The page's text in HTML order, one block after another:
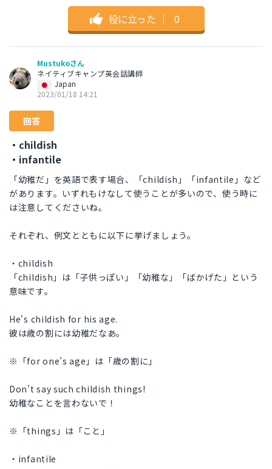
役に立った ｜ 0
Mustukoさん
ネイティブキャンプ英会話講師
Japan
2023/01/18 14:21
回答
・childish
・infantile
「幼稚だ」を英語で表す場合、「childish」「infantile」など
があります。いずれもけなして使うことが多いので、使う時に
は注意してくださいね。
それぞれ、例文とともに以下に挙げましょう。
・childish
「childish」は「子供っぽい」「幼稚な」「ばかげた」という
意味です。
He's childish for his age.
彼は歳の割には幼稚だなあ。
※「for one’s age」は「歳の割に」
Don’t say such childish things!
幼稚なことを言わないで！
※「things」は「こと」
・infantile